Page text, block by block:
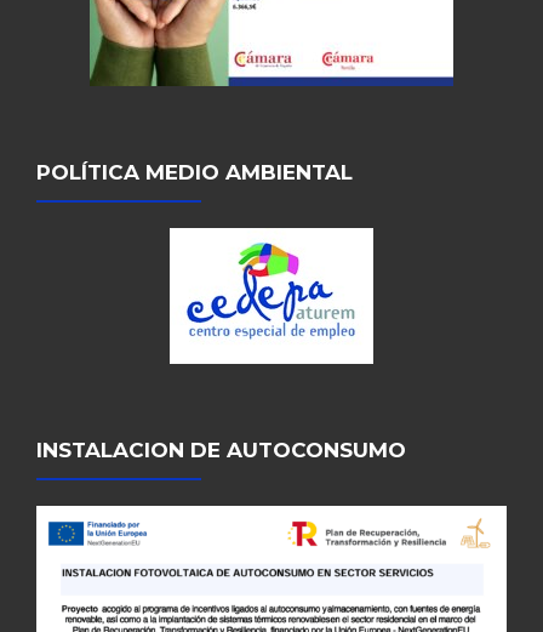
POLÍTICA MEDIO AMBIENTAL
INSTALACION DE AUTOCONSUMO